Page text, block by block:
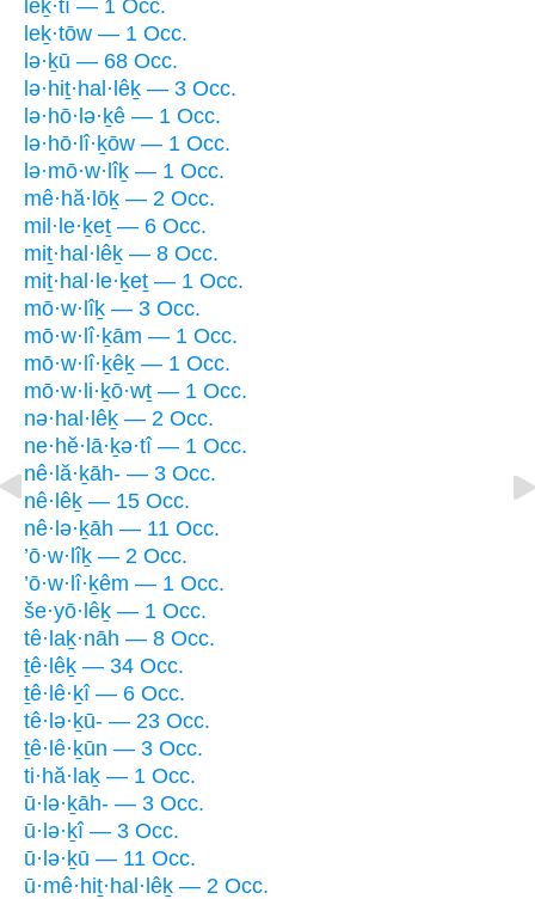
leḵ·tî — 1 Occ.
leḵ·tōw — 1 Occ.
lə·ḵū — 68 Occ.
lə·hiṯ·hal·lêḵ — 3 Occ.
lə·hō·lə·ḵê — 1 Occ.
lə·hō·lî·ḵōw — 1 Occ.
lə·mō·w·lîḵ — 1 Occ.
mê·hă·lōḵ — 2 Occ.
mil·le·ḵeṯ — 6 Occ.
miṯ·hal·lêḵ — 8 Occ.
miṯ·hal·le·ḵeṯ — 1 Occ.
mō·w·lîḵ — 3 Occ.
mō·w·lî·ḵām — 1 Occ.
mō·w·lî·ḵêḵ — 1 Occ.
mō·w·li·ḵō·wṯ — 1 Occ.
nə·hal·lêḵ — 2 Occ.
ne·hĕ·lā·ḵə·tî — 1 Occ.
nê·lă·ḵāh- — 3 Occ.
nê·lêḵ — 15 Occ.
nê·lə·ḵāh — 11 Occ.
’ō·w·lîḵ — 2 Occ.
’ō·w·lî·ḵêm — 1 Occ.
še·yō·lêḵ — 1 Occ.
tê·laḵ·nāh — 8 Occ.
ṯê·lêḵ — 34 Occ.
ṯê·lê·ḵî — 6 Occ.
tê·lə·ḵū- — 23 Occ.
ṯê·lê·ḵūn — 3 Occ.
ti·hă·laḵ — 1 Occ.
ū·lə·ḵāh- — 3 Occ.
ū·lə·ḵî — 3 Occ.
ū·lə·ḵū — 11 Occ.
ū·mê·hiṯ·hal·lêḵ — 2 Occ.